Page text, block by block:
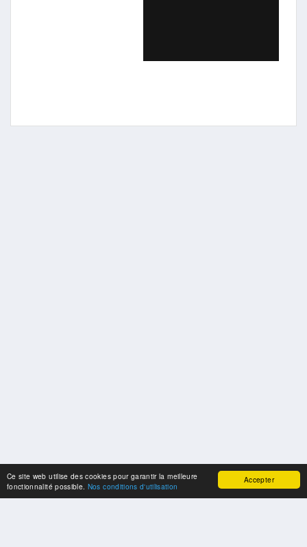
Accepter
Ce site web utilise des cookies pour garantir la meilleure
fonctionnalité possible. Nos conditions d'utilisation